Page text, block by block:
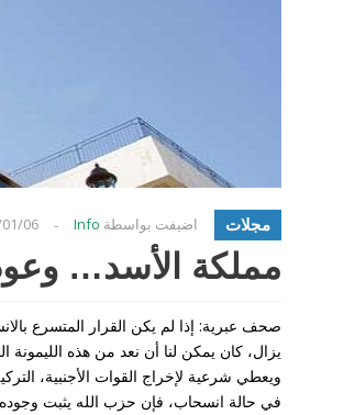
مجلات اضيفت بواسطة Info
-
06
مملكة الأسد…
صحف عبرية: إذا لم يكن القرار المتسرع
يزال، كان يمكن لنا أن نعد من هذه
ويعطي شرعية لإخراج القوات الأجنبية،
في حالة انسحاب، فإن حزب الله يثبت